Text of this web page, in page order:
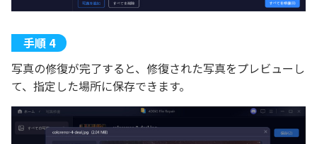
写真の修復が完了すると、修復された写真をプレビューし
て、指定した場所に保存できます。